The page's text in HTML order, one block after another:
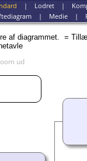
| Lodret|
| Medie|
af diagrammet. =